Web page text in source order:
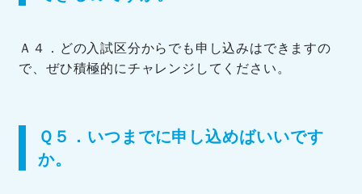
Ａ４．どの入試区分からでも申し込みはできますの
で、ぜひ積極的にチャレンジしてください。
Ｑ５．いつまでに申し込めばいいです
か。